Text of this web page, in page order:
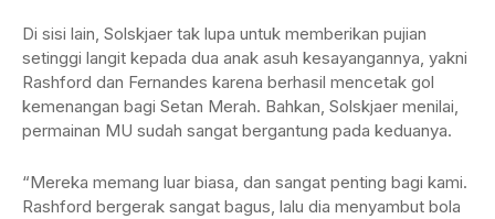
Di sisi lain, Solskjaer tak lupa untuk memberikan pujian
setinggi langit kepada dua anak asuh kesayangannya, yakni
Rashford dan Fernandes karena berhasil mencetak gol
kemenangan bagi Setan Merah. Bahkan, Solskjaer menilai,
permainan MU sudah sangat bergantung pada keduanya.
“Mereka memang luar biasa, dan sangat penting bagi kami.
Rashford bergerak sangat bagus, lalu dia menyambut bola